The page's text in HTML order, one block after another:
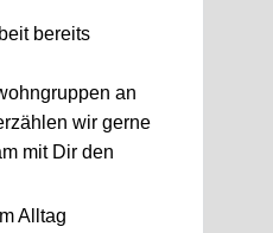
bereits
an
wir gerne
mit Dir den
Alltag